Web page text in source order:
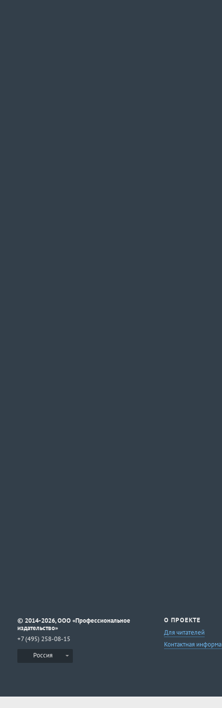
© 2014-2026, ООО «Профессиональное
издательство»
+7 (495) 258-08-15
Россия
О ПРОЕКТЕ
Для читателей
Контактная